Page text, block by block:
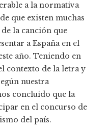
a la normativa
que existen muchas
la canción que
a España en el
año. Teniendo en
contexto de la letra y
nuestra
concluido que la
en el concurso de
del país.